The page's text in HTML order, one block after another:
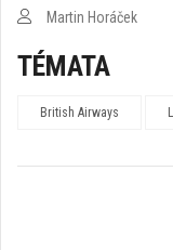
Martin Horáček
TÉMATA
British Airways